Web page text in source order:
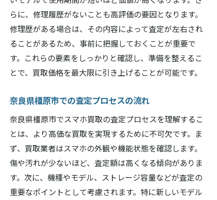
らに、修理履歴がないことも高評価の要因となります。
修理歴がある場合は、その内容によって査定が左右され
ることがあるため、事前に把握しておくことが重要で
す。これらの要素をしっかりと確認し、準備を整えるこ
とで、買取価格を最大限に引き上げることが可能です。
奈良県橿原市での査定プロセスの流れ
奈良県橿原市でスマホ買取の査定プロセスを理解するこ
とは、より高価な買取を実現するために不可欠です。ま
ず、買取業者はスマホの外観や機能状態を確認します。
傷や汚れが少ないほど、査定額は高くなる傾向がありま
す。次に、機種やモデル、ストレージ容量などが査定の
重要なポイントとして考慮されます。特に新しいモデル